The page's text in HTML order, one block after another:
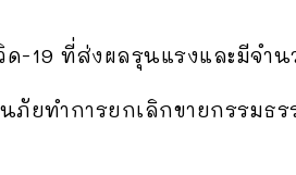
-19 ที่ส่งผลรุนแรงและมีจำน
ยทำการยกเลิกขายกรรมธร